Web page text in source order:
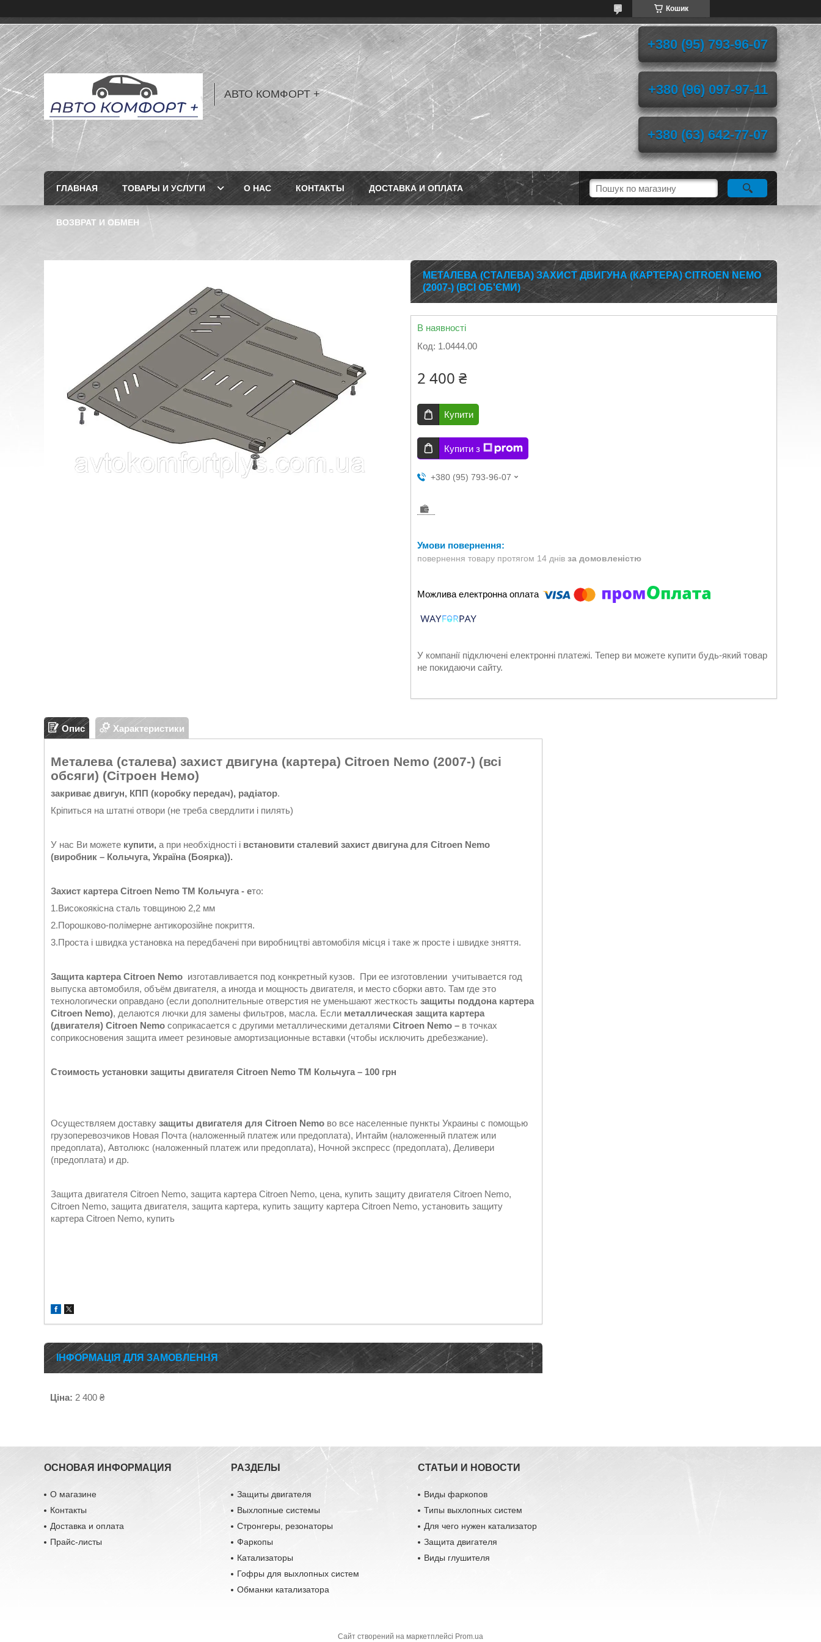
Кошик
АВТО КОМФОРТ +
+380 (95) 793-96-07
+380 (96) 097-97-11
+380 (63) 642-77-07
ГЛАВНАЯ ТОВАРЫ И УСЛУГИ О НАС КОНТАКТЫ ДОСТАВКА И ОПЛАТА
ВОЗВРАТ И ОБМЕН
МЕТАЛЕВА (СТАЛЕВА) ЗАХИСТ ДВИГУНА (КАРТЕРА) CITROEN NEMO
(2007-) (ВСІ ОБ'ЄМИ)
В наявності
Код: 1.0444.00
2 400 ₴
Купити
Купити з
+380 (95) 793-96-07
повернення товару протягом 14 днів за домовленістю
У компанії підключені електронні платежі. Тепер ви можете купити будь-який товар
не покидаючи сайту.
Опис Характеристики
Металева (сталева) захист двигуна (картера) Citroen Nemo (2007-) (всі
обсяги) (Сітроен Немо)
закриває двигун, КПП (коробку передач), радіатор.
Кріпиться на штатні отвори (не треба свердлити і пилять)
У нас Ви можете купити, а при необхідності і встановити сталевий захист двигуна для Citroen Nemo
(виробник – Кольчуга, Україна (Боярка)).
Захист картера Citroen Nemo ТМ Кольчуга - ето:
1.Високоякісна сталь товщиною 2,2 мм
2.Порошково-полімерне антикорозійне покриття.
3.Проста і швидка установка на передбачені при виробництві автомобіля місця і таке ж просте і швидке зняття.
Защита картера Citroen Nemo изготавливается под конкретный кузов. При ее изготовлении учитывается год
выпуска автомобиля, объём двигателя, а иногда и мощность двигателя, и место сборки авто. Там где это
технологически оправдано (если дополнительные отверстия не уменьшают жесткость защиты поддона картера
Citroen Nemo), делаются лючки для замены фильтров, масла. Если металлическая защита картера
(двигателя) Citroen Nemo соприкасается с другими металлическими деталями Citroen Nemo – в точках
соприкосновения защита имеет резиновые амортизационные вставки (чтобы исключить дребезжание).
Стоимость установки защиты двигателя Citroen Nemo ТМ Кольчуга – 100 грн
Осуществляем доставку защиты двигателя для Citroen Nemo во все населенные пункты Украины с помощью
грузоперевозчиков Новая Почта (наложенный платеж или предоплата), Интайм (наложенный платеж или
предоплата), Автолюкс (наложенный платеж или предоплата), Ночной экспресс (предоплата), Деливери
(предоплата) и др.
Защита двигателя Citroen Nemo, защита картера Citroen Nemo, цена, купить защиту двигателя Citroen Nemo,
Citroen Nemo, защита двигателя, защита картера, купить защиту картера Citroen Nemo, установить защиту
картера Citroen Nemo, купить
ІНФОРМАЦІЯ ДЛЯ ЗАМОВЛЕННЯ
Ціна: 2 400 ₴
ОСНОВАЯ ИНФОРМАЦИЯ
О магазине
Контакты
Доставка и оплата
Прайс-листы
РАЗДЕЛЫ
Защиты двигателя
Выхлопные системы
Стронгеры, резонаторы
Фаркопы
Катализаторы
Гофры для выхлопных систем
Обманки катализатора
СТАТЬИ И НОВОСТИ
Виды фаркопов
Типы выхлопных систем
Для чего нужен катализатор
Защита двигателя
Виды глушителя
Сайт створений на маркетплейсі Prom.ua